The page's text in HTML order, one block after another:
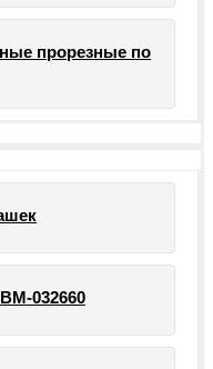
прорезные по
032660